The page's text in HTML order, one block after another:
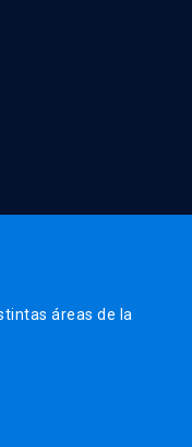
áreas de la